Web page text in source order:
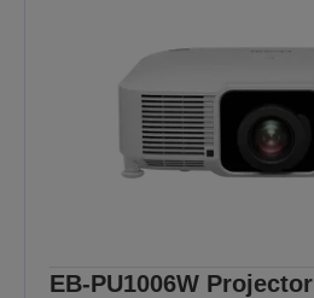
EB-PU1006W Projector